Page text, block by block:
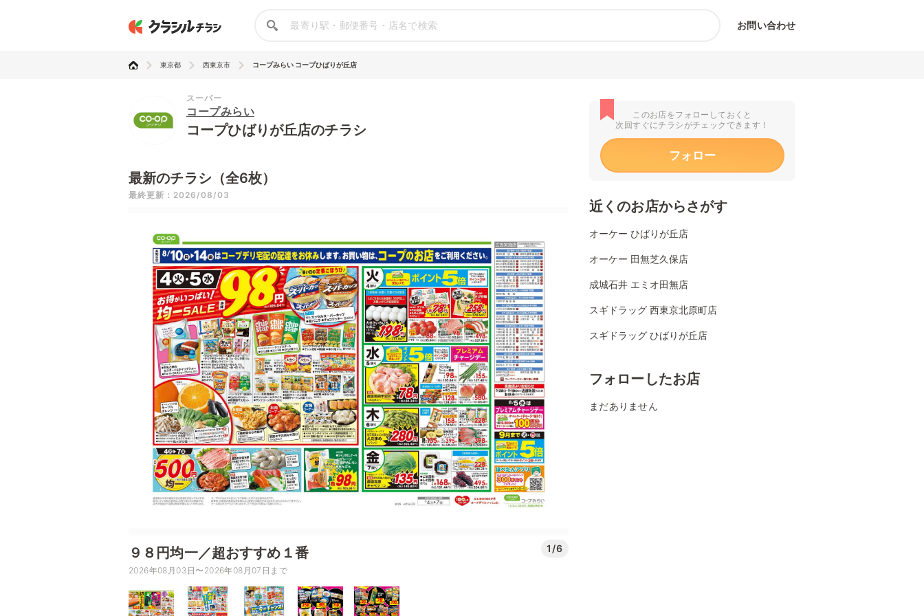
お問い合わせ
東京都 西東京市 コープみらい コープひばりが丘店
スーパー
コープみらい
コープひばりが丘店のチラシ
最新のチラシ（全6枚）
最終更新：2026/08/03
９８円均一／超おすすめ１番 1/6
2026年08月03日〜2026年08月07日まで
このお店をフォローしておくと
次回すぐにチラシがチェックできます！
フォロー
近くのお店からさがす
オーケー ひばりが丘店
オーケー 田無芝久保店
成城石井 エミオ田無店
スギドラッグ 西東京北原町店
スギドラッグ ひばりが丘店
フォローしたお店
まだありません